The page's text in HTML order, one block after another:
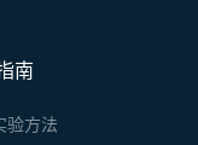
南
验方法